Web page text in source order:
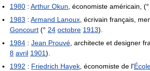
1980 : Arthur Okun, économiste américain, (°
1983 : Armand Lanoux, écrivain français,
Goncourt (° 24 octobre 1913).
1984 : Jean Prouvé, architecte et designer
8 avril 1901).
1992 : Friedrich Hayek, économiste de l'